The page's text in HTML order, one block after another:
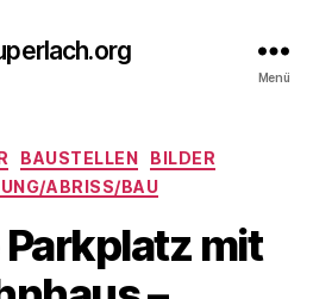
Menü
Kategorien
BAUSTELLEN
BILDER
ABRISS/BAU
mit